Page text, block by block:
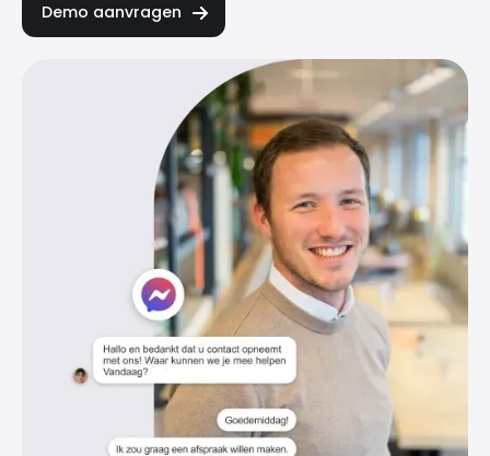
Demo aanvragen